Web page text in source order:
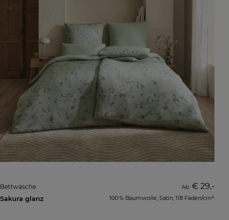
Bettwäsche
Sakura glanz
Ab € 29,-
100 % Baumwolle, Satin, 118 Fäden/cm²